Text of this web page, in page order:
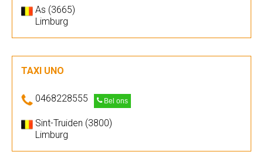
As (3665)
Limburg
TAXI UNO
0468228555 Bel ons
Sint-Truiden (3800)
Limburg